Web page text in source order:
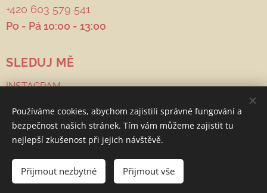
+420 603 579 541
Po - Pá 10:00 - 13:00
SLEDUJ MĚ
INSTAGRAM
PINTEREST
Copyright PEPE cap 2021 Cookies
Používáme cookies, abychom zajistili správné fungování a
bezpečnost našich stránek. Tím vám můžeme zajistit tu
nejlepší zkušenost při jejich návštěvě.
Přijmout nezbytné Přijmout vše